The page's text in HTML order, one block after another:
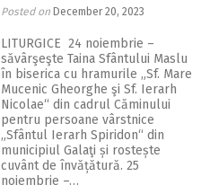
Posted on December 20, 2023
LITURGICE 24 noiembrie –
săvârşeşte Taina Sfântului Maslu
în biserica cu hramurile „Sf. Mare
Mucenic Gheorghe şi Sf. Ierarh
Nicolae“ din cadrul Căminului
pentru persoane vârstnice
„Sfântul Ierarh Spiridon“ din
municipiul Galaţi și rostește
cuvânt de învățătură. 25
noiembrie –…